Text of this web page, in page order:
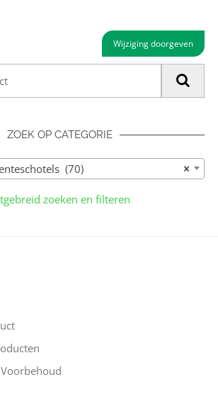
Wijziging doorgeven
ZOEK OP CATEGORIE
×
(70)
zoeken en filteren